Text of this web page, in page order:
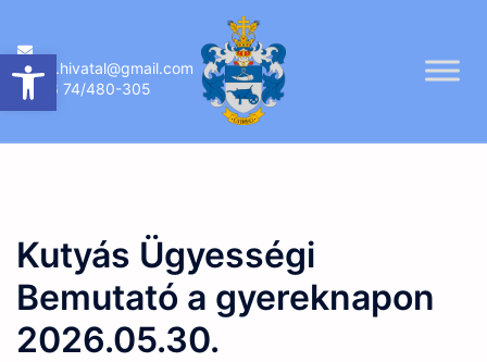
Eszköztár megnyitása
content
ujireg.hivatal@gmail.com
06 74/480-305
Kutyás Ügyességi
Bemutató a gyereknapon
2026.05.30.